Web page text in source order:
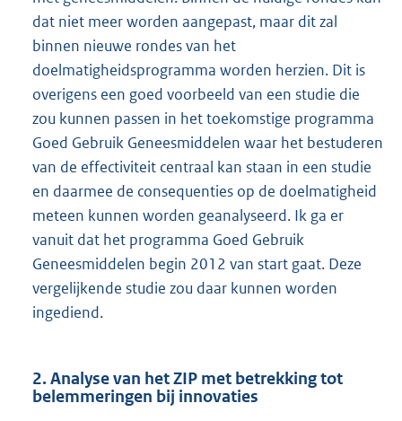
dat niet meer worden aangepast, maar dit zal
binnen nieuwe rondes van het
doelmatigheidsprogramma worden herzien. Dit is
overigens een goed voorbeeld van een studie die
zou kunnen passen in het toekomstige programma
Goed Gebruik Geneesmiddelen waar het bestuderen
van de effectiviteit centraal kan staan in een studie
en daarmee de consequenties op de doelmatigheid
meteen kunnen worden geanalyseerd. Ik ga er
vanuit dat het programma Goed Gebruik
Geneesmiddelen begin 2012 van start gaat. Deze
vergelijkende studie zou daar kunnen worden
ingediend.
2. Analyse van het ZIP met betrekking tot
belemmeringen bij innovaties